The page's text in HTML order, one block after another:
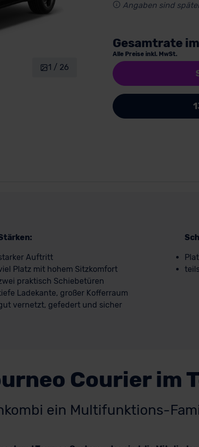
1 / 26
Angaben sind
Gesamtrate
Alle Preise inkl. MwSt.
Auftritt
Platz mit hohem Sitzkomfort
praktisch Schiebetüren
Ladekante, großer Kofferraum
vernetzt, gefedert und sicher
Courier im
ein Multifunktions-